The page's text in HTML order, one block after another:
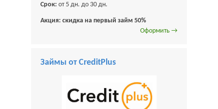
Срок: от 5 дн. до 30 дн.
Акция: скидка на первый займ 50%
Оформить →
Займы от CreditPlus